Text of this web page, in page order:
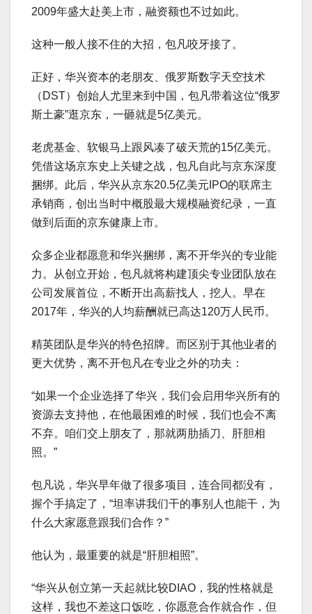
2009年盛大赴美上市，融资额也不过如此。
这种一般人接不住的大招，包凡咬牙接了。
正好，华兴资本的老朋友、俄罗斯数字天空技术
（DST）创始人尤里来到中国，包凡带着这位“俄罗
斯土豪”逛京东，一砸就是5亿美元。
老虎基金、软银马上跟风凑了破天荒的15亿美元。
凭借这场京东史上关键之战，包凡自此与京东深度
捆绑。此后，华兴从京东20.5亿美元IPO的联席主
承销商，创出当时中概股最大规模融资纪录，一直
做到后面的京东健康上市。
众多企业都愿意和华兴捆绑，离不开华兴的专业能
力。从创立开始，包凡就将构建顶尖专业团队放在
公司发展首位，不断开出高薪找人，挖人。早在
2017年，华兴的人均薪酬就已高达120万人民币。
精英团队是华兴的特色招牌。而区别于其他业者的
更大优势，离不开包凡在专业之外的功夫：
“如果一个企业选择了华兴，我们会启用华兴所有的
资源去支持他，在他最困难的时候，我们也会不离
不弃。咱们交上朋友了，那就两肋插刀、肝胆相
照。”
包凡说，华兴早年做了很多项目，连合同都没有，
握个手搞定了，“坦率讲我们干的事别人也能干，为
什么大家愿意跟我们合作？”
他认为，最重要的就是“肝胆相照”。
“华兴从创立第一天起就比较DIAO，我的性格就是
这样，我也不差这口饭吃，你愿意合作就合作，但